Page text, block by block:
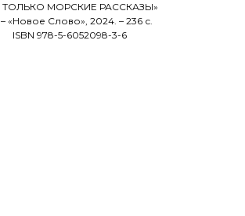
ТОЛЬКО МОРСКИЕ РАССКАЗЫ»
«Новое Слово», 2024. – 236 с.
ISBN 978-5-6052098-3-6